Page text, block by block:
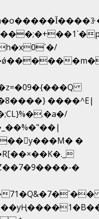
����^E|
�
�